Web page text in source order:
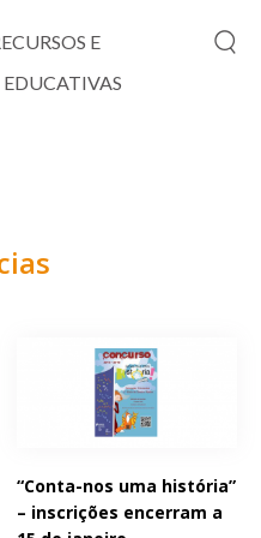
E
“Conta-nos uma história”
– inscrições encerram a